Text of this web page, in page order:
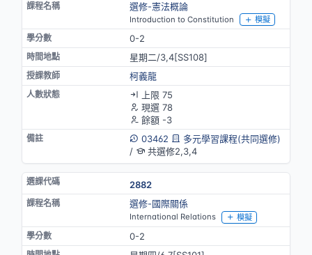
選修-憲法概論
Introduction to Constitution 模擬
0-2
星期二/3,4[SS108]
柯義龍
上限 75
現選 78
餘額 -3
03462
多元學習課程(共同選修)
/
共選修2,3,4
2882
選修-國際關係
International Relations 模擬
0-2